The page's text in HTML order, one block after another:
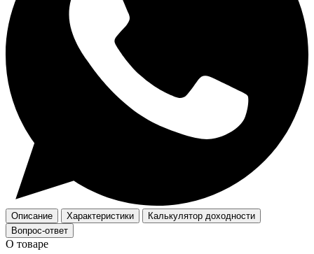
Описание Характеристики
Калькулятор доходности
Вопрос-ответ
О товаре